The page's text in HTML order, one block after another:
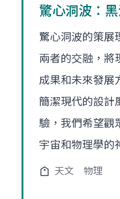
驚心洞波：
驚心洞波的策展
兩者的交融，將
成果和未來發展
簡潔現代的設計
驗，我們希望觀
宇宙和物理學的
天文 物理